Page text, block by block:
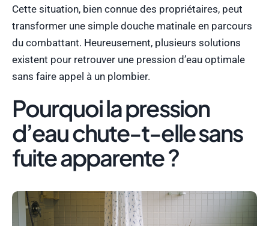
Cette situation, bien connue des propriétaires, peut
transformer une simple douche matinale en parcours
du combattant. Heureusement, plusieurs solutions
existent pour retrouver une pression d’eau optimale
sans faire appel à un plombier.
Pourquoi la pression
d’eau chute-t-elle sans
fuite apparente ?